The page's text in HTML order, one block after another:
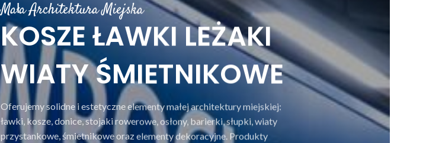
Mała Architektura Miejska
KOSZE ŁAWKI LEŻAKI
WIATY ŚMIETNIKOWE
Oferujemy solidne i estetyczne elementy małej architektury miejskiej:
ławki, kosze, donice, stojaki rowerowe, osłony, barierki, słupki, wiaty
przystankowe, śmietnikowe oraz elementy dekoracyjne. Produkty